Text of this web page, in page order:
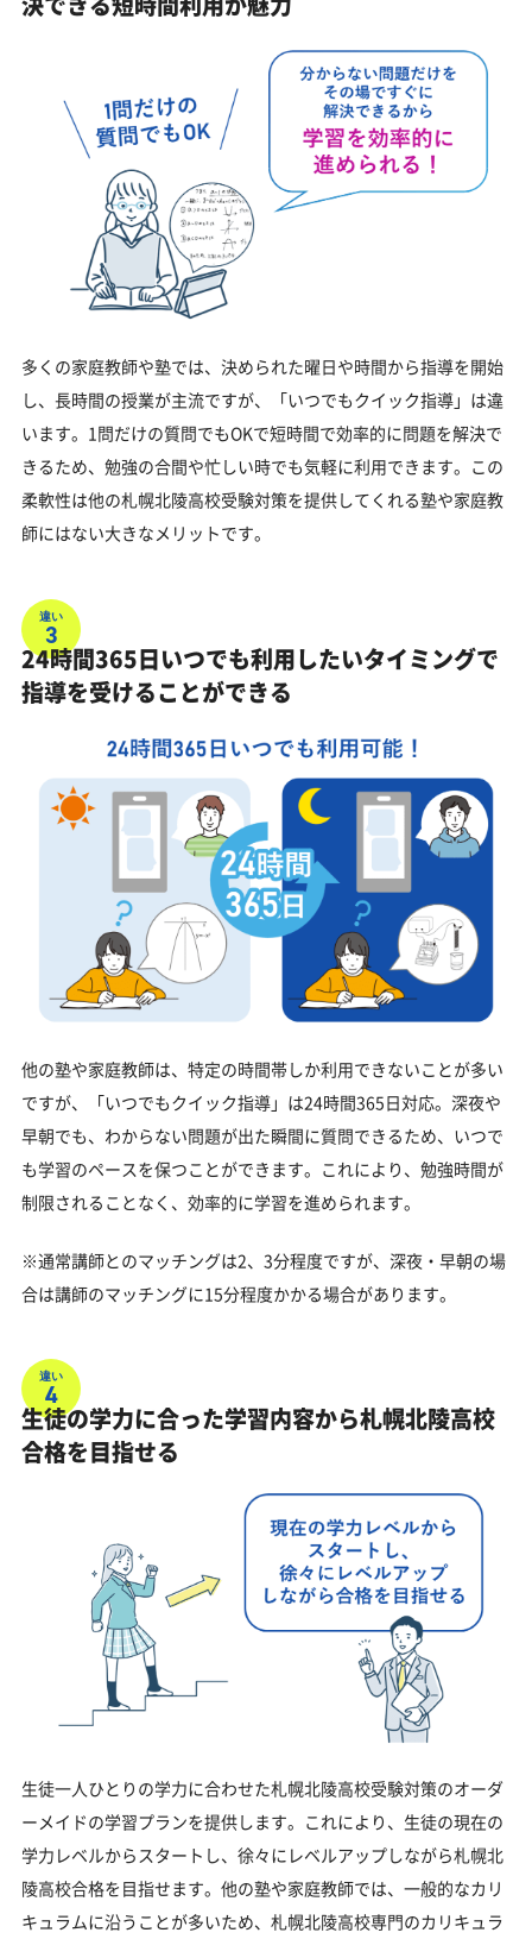
多くの家庭教師や塾では、決められた曜日や時間から指導を開始
し、長時間の授業が主流ですが、「いつでもクイック指導」は違
います。1問だけの質問でもOKで短時間で効率的に問題を解決で
きるため、勉強の合間や忙しい時でも気軽に利用できます。この
柔軟性は他の札幌北陵高校受験対策を提供してくれる塾や家庭教
師にはない大きなメリットです。
違い
3
24時間365日いつでも利用したいタイミングで
指導を受けることができる
他の塾や家庭教師は、特定の時間帯しか利用できないことが多い
ですが、「いつでもクイック指導」は24時間365日対応。深夜や
早朝でも、わからない問題が出た瞬間に質問できるため、いつで
も学習のペースを保つことができます。これにより、勉強時間が
制限されることなく、効率的に学習を進められます。
※通常講師とのマッチングは2、3分程度ですが、深夜・早朝の場
合は講師のマッチングに15分程度かかる場合があります。
違い
4
生徒の学力に合った学習内容から札幌北陵高校
合格を目指せる
生徒一人ひとりの学力に合わせた札幌北陵高校受験対策のオーダ
ーメイドの学習プランを提供します。これにより、生徒の現在の
学力レベルからスタートし、徐々にレベルアップしながら札幌北
陵高校合格を目指せます。他の塾や家庭教師では、一般的なカリ
キュラムに沿うことが多いため、札幌北陵高校専門のカリキュラ